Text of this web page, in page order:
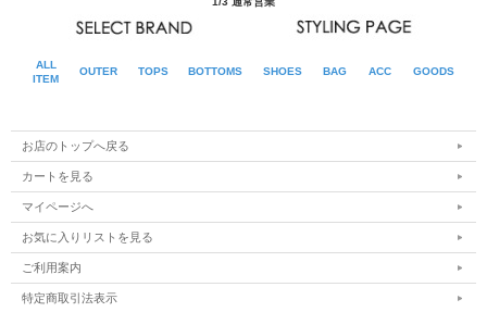
ALL
ITEM
OUTER TOPS BOTTOMS SHOES BAG ACC GOODS
お店のトップへ戻る
カートを見る
マイページへ
お気に入りリストを見る
ご利用案内
特定商取引法表示